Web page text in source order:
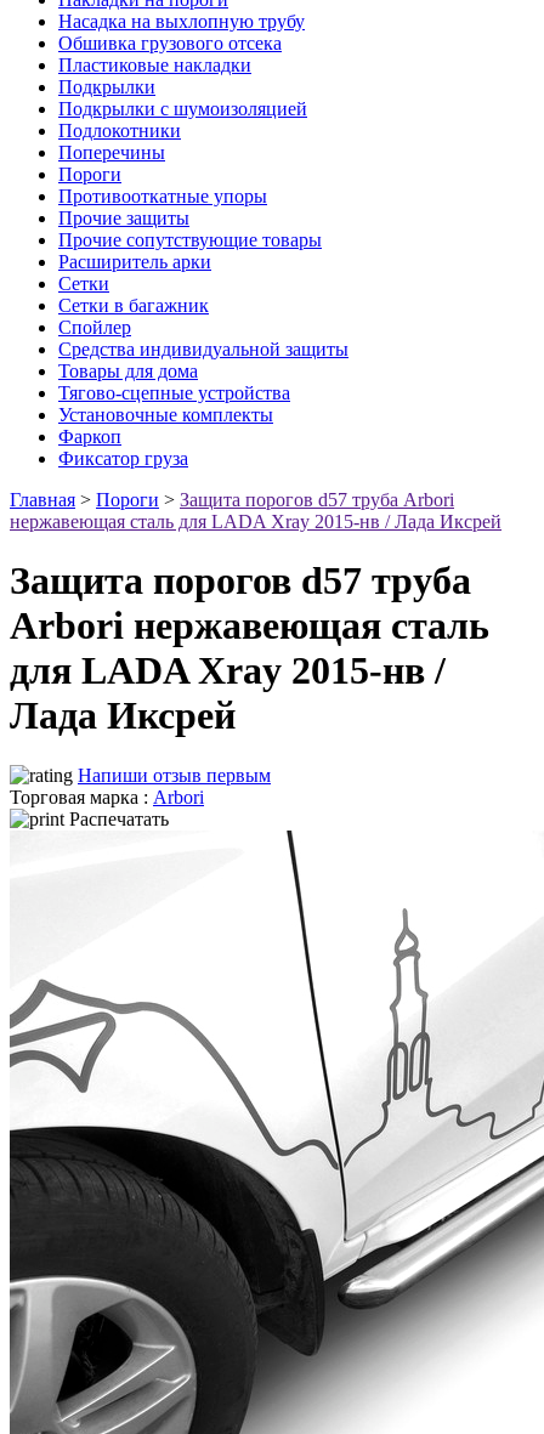
Насадка на выхлопную трубу
Обшивка грузового отсека
Пластиковые накладки
Подкрылки
Подкрылки с шумоизоляцией
Подлокотники
Поперечины
Пороги
Противооткатные упоры
Прочие защиты
Прочие сопутствующие товары
Расширитель арки
Сетки
Сетки в багажник
Спойлер
Средства индивидуальной защиты
Товары для дома
Тягово-сцепные устройства
Установочные комплекты
Фаркоп
Фиксатор груза
Главная > Пороги > Защита порогов d57 труба Arbori
нержавеющая сталь для LADA Xray 2015-нв / Лада Иксрей
Защита порогов d57 труба
Arbori нержавеющая сталь
для LADA Xray 2015-нв /
Лада Иксрей
Напиши отзыв первым
Торговая марка : Arbori
Распечатать